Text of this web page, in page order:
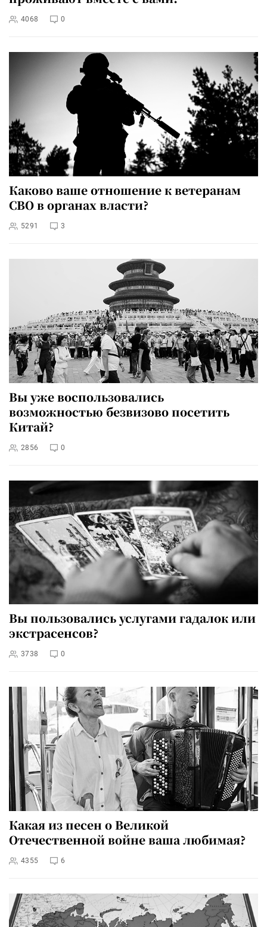
4068 0
Каково ваше отношение к ветеранам
СВО в органах власти?
5291 3
Вы уже воспользовались
возможностью безвизово посетить
Китай?
2856 0
Вы пользовались услугами гадалок или
экстрасенсов?
3738 0
Какая из песен о Великой
Отечественной войне ваша любимая?
4355 6